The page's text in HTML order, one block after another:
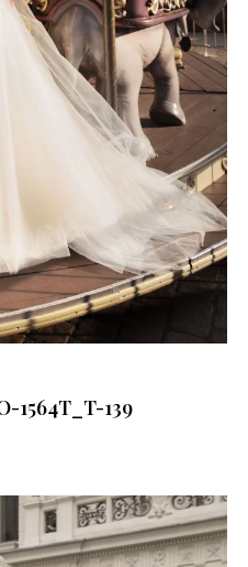
1564T_T-139